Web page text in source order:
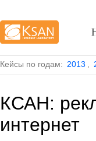
Кейсы по годам: 2013
КСАН:
интернет